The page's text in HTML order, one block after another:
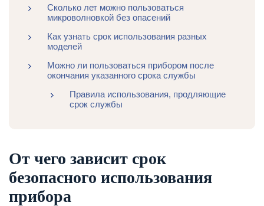
Сколько лет можно пользоваться
микроволновкой без опасений
Как узнать срок использования разных
моделей
Можно ли пользоваться прибором после
окончания указанного срока службы
Правила использования, продляющие
срок службы
От чего зависит срок
безопасного использования
прибора